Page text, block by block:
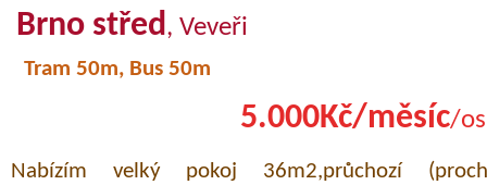
Brno střed, Veveři
Tram 50m, Bus 50m
5.000Kč/měsíc/
Nabízím velký pokoj 36m2,průchozí